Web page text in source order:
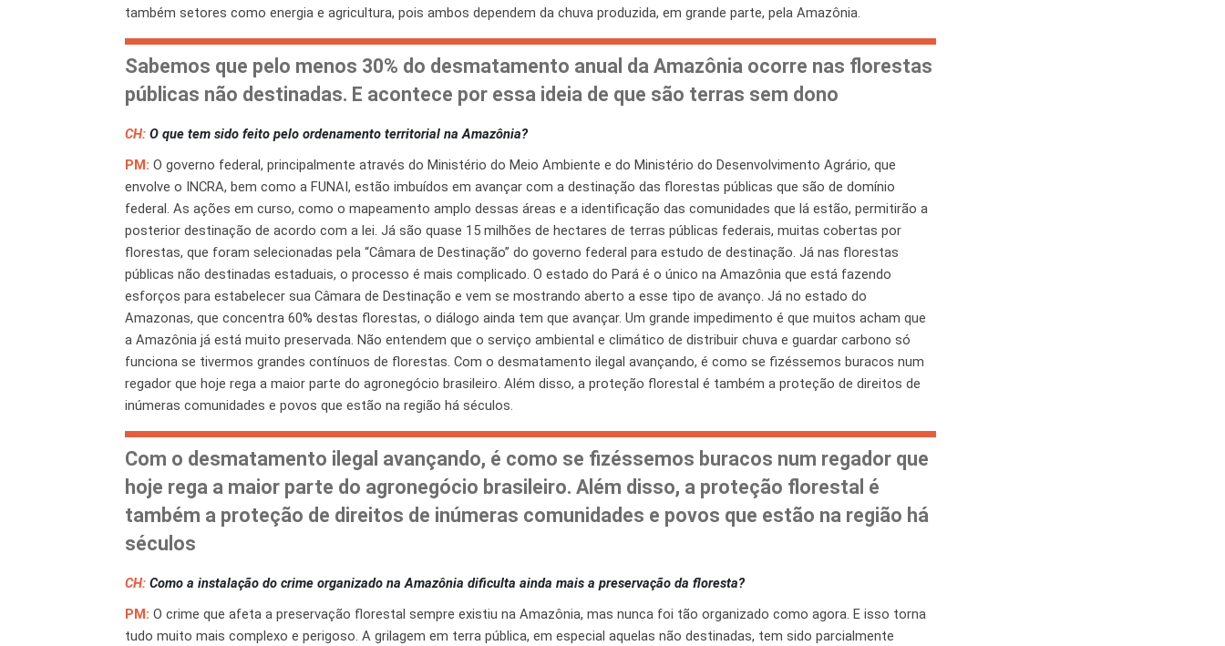
também setores como energia e agricultura, pois ambos dependem da chuva produzida, em grande parte, pela Amazônia.
Sabemos que pelo menos 30% do desmatamento anual da Amazônia ocorre nas florestas
públicas não destinadas. E acontece por essa ideia de que são terras sem dono
CH: O que tem sido feito pelo ordenamento territorial na Amazônia?
PM: O governo federal, principalmente através do Ministério do Meio Ambiente e do Ministério do Desenvolvimento Agrário, que
envolve o INCRA, bem como a FUNAI, estão imbuídos em avançar com a destinação das florestas públicas que são de domínio
federal. As ações em curso, como o mapeamento amplo dessas áreas e a identificação das comunidades que lá estão, permitirão a
posterior destinação de acordo com a lei. Já são quase 15 milhões de hectares de terras públicas federais, muitas cobertas por
florestas, que foram selecionadas pela “Câmara de Destinação” do governo federal para estudo de destinação. Já nas florestas
públicas não destinadas estaduais, o processo é mais complicado. O estado do Pará é o único na Amazônia que está fazendo
esforços para estabelecer sua Câmara de Destinação e vem se mostrando aberto a esse tipo de avanço. Já no estado do
Amazonas, que concentra 60% destas florestas, o diálogo ainda tem que avançar. Um grande impedimento é que muitos acham que
a Amazônia já está muito preservada. Não entendem que o serviço ambiental e climático de distribuir chuva e guardar carbono só
funciona se tivermos grandes contínuos de florestas. Com o desmatamento ilegal avançando, é como se fizéssemos buracos num
regador que hoje rega a maior parte do agronegócio brasileiro. Além disso, a proteção florestal é também a proteção de direitos de
inúmeras comunidades e povos que estão na região há séculos.
Com o desmatamento ilegal avançando, é como se fizéssemos buracos num regador que
hoje rega a maior parte do agronegócio brasileiro. Além disso, a proteção florestal é
também a proteção de direitos de inúmeras comunidades e povos que estão na região há
séculos
CH: Como a instalação do crime organizado na Amazônia dificulta ainda mais a preservação da floresta?
PM: O crime que afeta a preservação florestal sempre existiu na Amazônia, mas nunca foi tão organizado como agora. E isso torna
tudo muito mais complexo e perigoso. A grilagem em terra pública, em especial aquelas não destinadas, tem sido parcialmente